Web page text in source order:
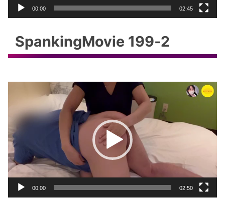
00:00 02:45
SpankingMovie 199‐2
プ
レ
ー
ヤ
ー
00:00 02:50